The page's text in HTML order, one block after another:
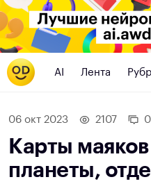
AI Лента
06 окт 2023 2107 0
Карты
планеты,